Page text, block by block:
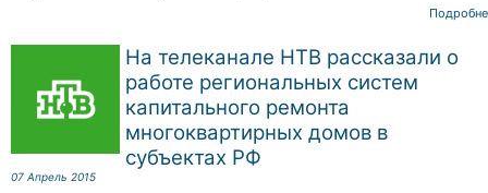
На телеканале НТВ рассказали о
работе региональных систем
капитального ремонта
многоквартирных домов в
субъектах РФ
07 Апрель 2015